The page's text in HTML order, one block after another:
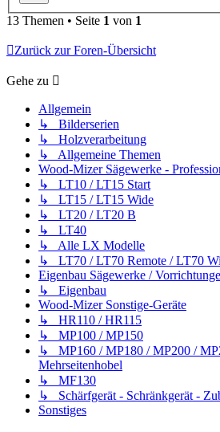
13 Themen • Seite 1 von 1
Zurück zur Foren-Übersicht
Gehe zu
Allgemein
↳ Bilderserien
↳ Holzverarbeitung
↳ Allgemeine Themen
Wood-Mizer Sägewerke -
↳ LT10 / LT15 Start
↳ LT15 / LT15 Wide
↳ LT20 / LT20 B
↳ LT40
↳ Alle LX Modelle
↳ LT70 / LT70 Remote / LT70
Eigenbau Sägewerke /
↳ Eigenbau
Wood-Mizer Sonstige-Geräte
↳ HR110 / HR115
↳ MP100 / MP150
↳ MP160 / MP180 / MP200 /
Mehrseitenhobel
↳ MF130
↳ Schärfgerät - Schränkgerät -
Sonstiges